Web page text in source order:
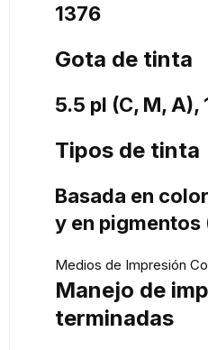
1376
Gota de tinta
5.5 pl (C, M, A),
Tipos de tinta
Basada en
y en pigmentos
Medios de Impresión
Manejo de
terminadas